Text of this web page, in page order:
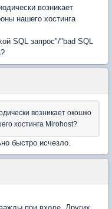
возникает
нашего хостинга
SQL запрос"/"bad SQL
возникает окошко
хостинга Mirohost?
быстро исчезло.